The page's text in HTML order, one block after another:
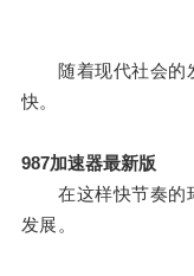
随着现代社会的发
快。
987加速器最新版
在这样快节奏的环
发展。